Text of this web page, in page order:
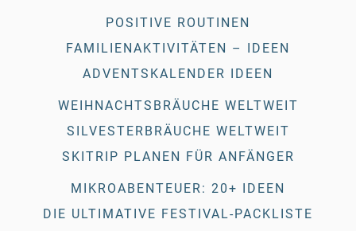
POSITIVE ROUTINEN
FAMILIENAKTIVITÄTEN – IDEEN
ADVENTSKALENDER IDEEN
WEIHNACHTSBRÄUCHE WELTWEIT
SILVESTERBRÄUCHE WELTWEIT
SKITRIP PLANEN FÜR ANFÄNGER
MIKROABENTEUER: 20+ IDEEN
DIE ULTIMATIVE FESTIVAL-PACKLISTE